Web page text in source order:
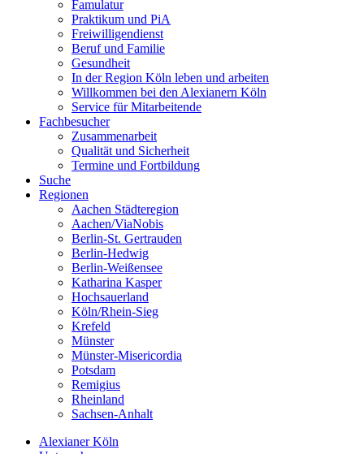
Famulatur
Praktikum und PiA
Freiwilligendienst
Beruf und Familie
Gesundheit
In der Region Köln leben und arbeiten
Willkommen bei den Alexianern Köln
Service für Mitarbeitende
Fachbesucher
Zusammenarbeit
Qualität und Sicherheit
Termine und Fortbildung
Suche
Regionen
Aachen Städteregion
Aachen/ViaNobis
Berlin-St. Gertrauden
Berlin-Hedwig
Berlin-Weißensee
Katharina Kasper
Hochsauerland
Köln/Rhein-Sieg
Krefeld
Münster
Münster-Misericordia
Potsdam
Remigius
Rheinland
Sachsen-Anhalt
Alexianer Köln